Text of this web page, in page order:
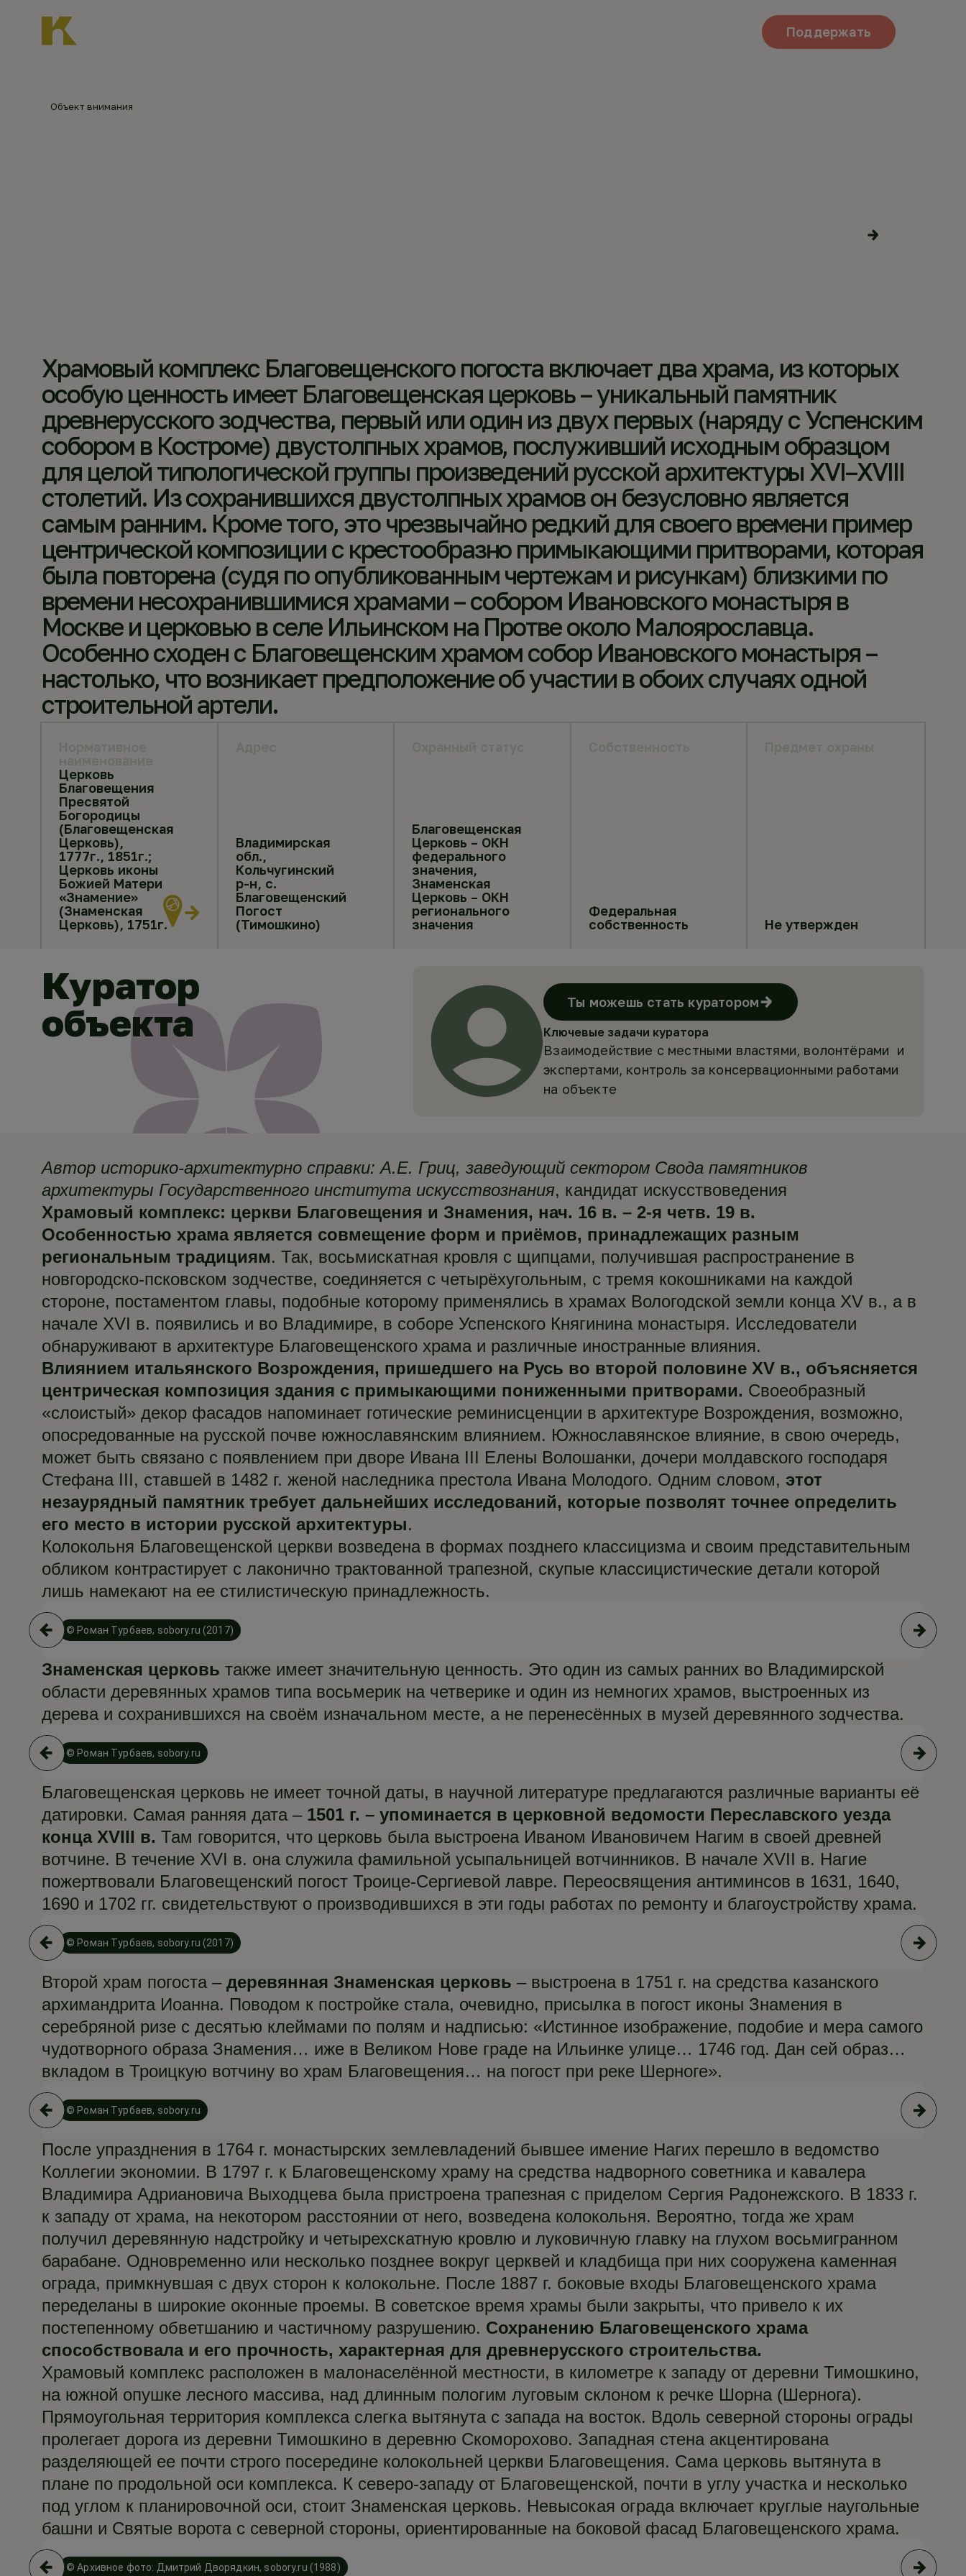
Поддержать
Объект внимания
Храмовый комплекс Благовещенского погоста включает два храма, из которых
особую ценность имеет Благовещенская церковь – уникальный памятник
древнерусского зодчества, первый или один из двух первых (наряду с Успенским
собором в Костроме) двустолпных храмов, послуживший исходным образцом
для целой типологической группы произведений русской архитектуры XVI–XVIII
столетий. Из сохранившихся двустолпных храмов он безусловно является
самым ранним. Кроме того, это чрезвычайно редкий для своего времени пример
центрической композиции с крестообразно примыкающими притворами, которая
была повторена (судя по опубликованным чертежам и рисункам) близкими по
времени несохранившимися храмами – собором Ивановского монастыря в
Москве и церковью в селе Ильинском на Протве около Малоярославца.
Особенно сходен с Благовещенским храмом собор Ивановского монастыря –
настолько, что возникает предположение об участии в обоих случаях одной
строительной артели.
Церковь
Благовещения
Пресвятой
Богородицы
(Благовещенская
Церковь),
1777г., 1851г.;
Церковь иконы
Божией Матери
«Знамение»
(Знаменская
Церковь), 1751г.
Владимирская
обл.,
Кольчугинский
р-н, с.
Благовещенский
Погост
(Тимошкино)
Благовещенская
Церковь – ОКН
федерального
значения,
Знаменская
Церковь – ОКН
регионального
значения
Федеральная
собственность
Не утвержден
Куратор
объекта
Ты можешь стать куратором
Ключевые задачи куратора
Взаимодействие с местными властями, волонтёрами и
экспертами, контроль за консервационными работами
на объекте
Автор историко-архитектурно справки: А.Е. Гриц, заведующий сектором Свода памятников
архитектуры Государственного института искусствознания, кандидат искусствоведения
Храмовый комплекс: церкви Благовещения и Знамения, нач. 16 в. – 2-я четв. 19 в.
Особенностью храма является совмещение форм и приёмов, принадлежащих разным
региональным традициям. Так, восьмискатная кровля с щипцами, получившая распространение в
новгородско-псковском зодчестве, соединяется с четырёхугольным, с тремя кокошниками на каждой
стороне, постаментом главы, подобные которому применялись в храмах Вологодской земли конца XV в., а в
начале XVI в. появились и во Владимире, в соборе Успенского Княгинина монастыря. Исследователи
обнаруживают в архитектуре Благовещенского храма и различные иностранные влияния.
Влиянием итальянского Возрождения, пришедшего на Русь во второй половине XV в., объясняется
центрическая композиция здания с примыкающими пониженными притворами. Своеобразный
«слоистый» декор фасадов напоминает готические реминисценции в архитектуре Возрождения, возможно,
опосредованные на русской почве южнославянским влиянием. Южнославянское влияние, в свою очередь,
может быть связано с появлением при дворе Ивана III Елены Волошанки, дочери молдавского господаря
Стефана III, ставшей в 1482 г. женой наследника престола Ивана Молодого. Одним словом, этот
незаурядный памятник требует дальнейших исследований, которые позволят точнее определить
его место в истории русской архитектуры.
Колокольня Благовещенской церкви возведена в формах позднего классицизма и своим представительным
обликом контрастирует с лаконично трактованной трапезной, скупые классицистические детали которой
лишь намекают на ее стилистическую принадлежность.
© Роман Турбаев, sobory.ru (2017)
Знаменская церковь также имеет значительную ценность. Это один из самых ранних во Владимирской
области деревянных храмов типа восьмерик на четверике и один из немногих храмов, выстроенных из
дерева и сохранившихся на своём изначальном месте, а не перенесённых в музей деревянного зодчества.
© Роман Турбаев, sobory.ru
Благовещенская церковь не имеет точной даты, в научной литературе предлагаются различные варианты её
датировки. Самая ранняя дата – 1501 г. – упоминается в церковной ведомости Переславского уезда
конца XVIII в. Там говорится, что церковь была выстроена Иваном Ивановичем Нагим в своей древней
вотчине. В течение XVI в. она служила фамильной усыпальницей вотчинников. В начале XVII в. Нагие
пожертвовали Благовещенский погост Троице-Сергиевой лавре. Переосвящения антиминсов в 1631, 1640,
1690 и 1702 гг. свидетельствуют о производившихся в эти годы работах по ремонту и благоустройству храма.
© Роман Турбаев, sobory.ru (2017)
Второй храм погоста – деревянная Знаменская церковь – выстроена в 1751 г. на средства казанского
архимандрита Иоанна. Поводом к постройке стала, очевидно, присылка в погост иконы Знамения в
серебряной ризе с десятью клеймами по полям и надписью: «Истинное изображение, подобие и мера самого
чудотворного образа Знамения… иже в Великом Нове граде на Ильинке улице… 1746 год. Дан сей образ…
вкладом в Троицкую вотчину во храм Благовещения… на погост при реке Шерноге».
© Роман Турбаев, sobory.ru
После упразднения в 1764 г. монастырских землевладений бывшее имение Нагих перешло в ведомство
Коллегии экономии. В 1797 г. к Благовещенскому храму на средства надворного советника и кавалера
Владимира Адриановича Выходцева была пристроена трапезная с приделом Сергия Радонежского. В 1833 г.
к западу от храма, на некотором расстоянии от него, возведена колокольня. Вероятно, тогда же храм
получил деревянную надстройку и четырехскатную кровлю и луковичную главку на глухом восьмигранном
барабане. Одновременно или несколько позднее вокруг церквей и кладбища при них сооружена каменная
ограда, примкнувшая с двух сторон к колокольне. После 1887 г. боковые входы Благовещенского храма
переделаны в широкие оконные проемы. В советское время храмы были закрыты, что привело к их
постепенному обветшанию и частичному разрушению. Сохранению Благовещенского храма
способствовала и его прочность, характерная для древнерусского строительства.
Храмовый комплекс расположен в малонаселённой местности, в километре к западу от деревни Тимошкино,
на южной опушке лесного массива, над длинным пологим луговым склоном к речке Шорна (Шернога).
Прямоугольная территория комплекса слегка вытянута с запада на восток. Вдоль северной стороны ограды
пролегает дорога из деревни Тимошкино в деревню Скоморохово. Западная стена акцентирована
разделяющей ее почти строго посередине колокольней церкви Благовещения. Сама церковь вытянута в
плане по продольной оси комплекса. К северо-западу от Благовещенской, почти в углу участка и несколько
под углом к планировочной оси, стоит Знаменская церковь. Невысокая ограда включает круглые наугольные
башни и Святые ворота с северной стороны, ориентированные на боковой фасад Благовещенского храма.
© Архивное фото: Дмитрий Дворядкин, sobory.ru (1988)